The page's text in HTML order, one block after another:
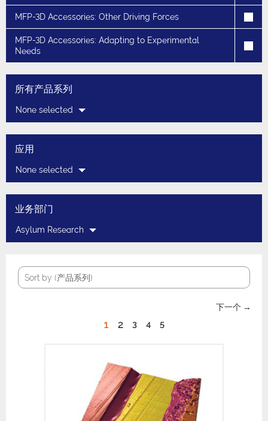
MFP-3D Accessories: Other Driving Forces
MFP-3D Accessories: Adapting to Experimental
Needs
所有产品系列
None selected
应用
None selected
业务部门
Asylum Research
Sort by (产品系列)
1 2 3 4 5
下一个 →
Cypher 原子力显微镜的AM-FM模式融合
了常规轻敲模式的众多功能和优点，可以对
纳米机械特性进行成像。常规轻敲模式可提